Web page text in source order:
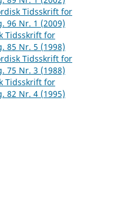
Tidsskrift for
96 Nr. 1 (2009)
Tidsskrift for
85 Nr. 5 (1998)
Tidsskrift for
75 Nr. 3 (1988)
Tidsskrift for
82 Nr. 4 (1995)